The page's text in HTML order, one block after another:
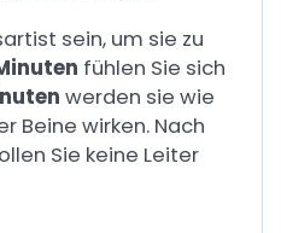
sein, um sie zu
fühlen Sie sich
werden sie wie
Beine wirken. Nach
Sie keine Leiter